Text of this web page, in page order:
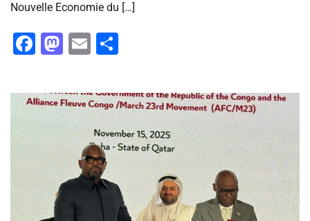
Nouvelle Economie du […]
Facebook
Mastodon
Email